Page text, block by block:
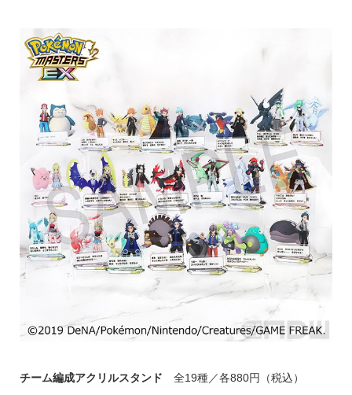
チーム編成アクリルスタンド 全19種／各880円（税込）